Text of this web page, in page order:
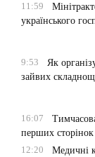
11:59
українського
9:53
Як
зайвих
16:07
перших сторінок
12:20
Медичні